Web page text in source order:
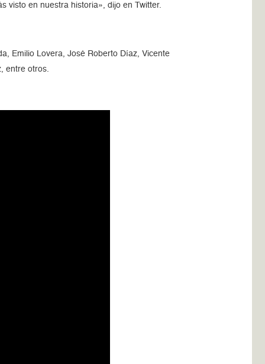
visto en nuestra historia», dijo en Twitter.
Emilio Lovera, José Roberto Díaz, Vicente
entre otros.